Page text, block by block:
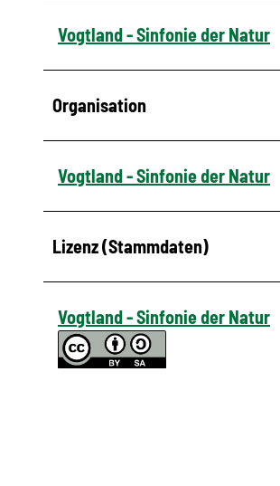
Vogtland - Sinfonie der Natur
Organisation
Vogtland - Sinfonie der Natur
Lizenz (Stammdaten)
Vogtland - Sinfonie der Natur